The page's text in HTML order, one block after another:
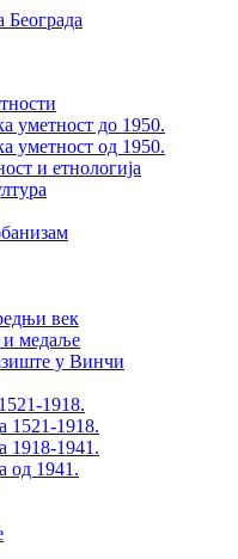
Београда
уметност до 1950.
уметност од 1950.
и етнологија
век
и медаље
у Винчи
1918.
1521-1918.
1918-1941.
од 1941.